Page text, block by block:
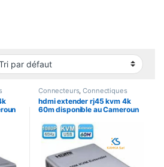
Connecteurs,Connectiques
Cameroun
hdmi extender rj45 kvm 4k
60m disponible au Cameroun